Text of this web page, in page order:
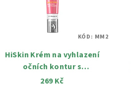
HiSkin Krém na vyhlazení
očních kontur s
niacinamidem a bakuchiolem
269 Kč
KÓD: MM2